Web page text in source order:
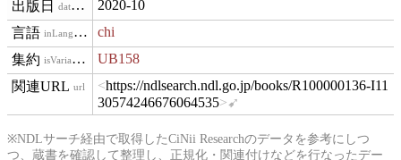
datePublished 2020-10
inLanguage chi
isVariantOf UB158
url
https://ndlsearch.ndl.go.jp/books/R100000136-I11
30574246676064535
※NDLサーチ経由で取得したCiNii Researchのデータを参考にしつ
つ、蔵書を確認して整理し、正規化・関連付けなどを行なったデー